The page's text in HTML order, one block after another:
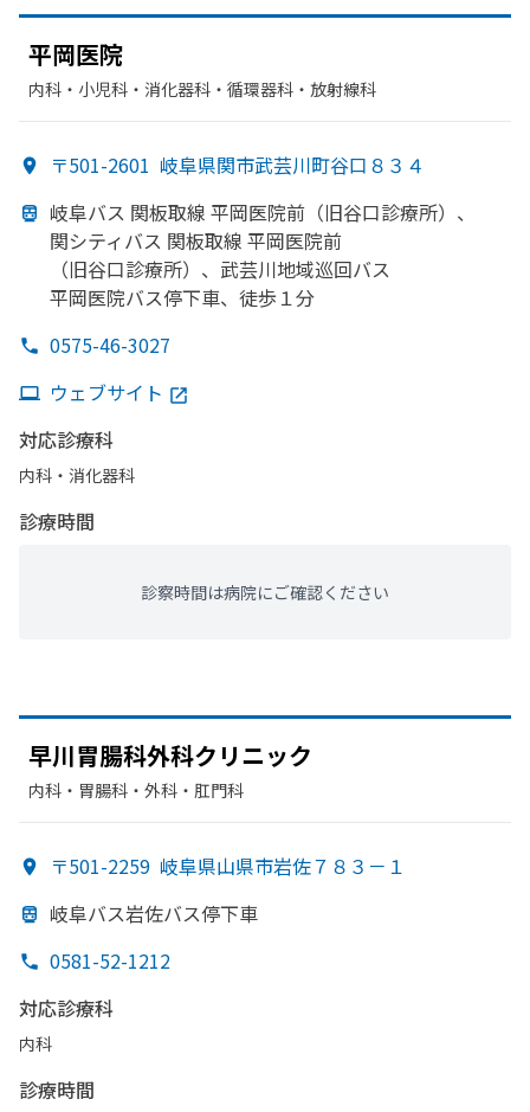
平岡医院
内科・​小児科・​消化器科・​循環器科・​放射線科
〒501-2601 岐阜県関市武芸川町谷口８３４
岐阜バス 関板取線 平岡医院前 （旧谷口診療所）、
関シティバス 関板取線 平岡医院前
（旧谷口診療所）、 武芸川地域巡回バス
平岡医院バス停下車、 徒歩１分
0575-46-3027
ウェブサイト
対応診療科
内科・​消化器科
診療時間
診察時間は病院にご確認ください
早川胃腸科外科クリニック
内科・​胃腸科・​外科・​肛門科
〒501-2259 岐阜県山県市岩佐７８３－１
岐阜バス岩佐バス停下車
0581-52-1212
対応診療科
内科
診療時間